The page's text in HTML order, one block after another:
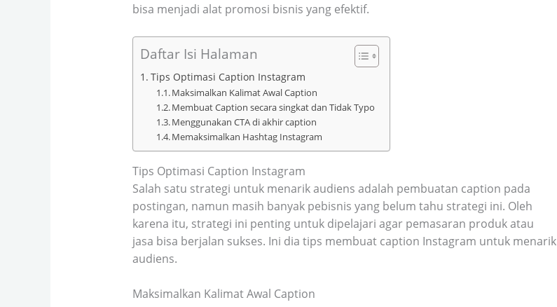
bisa menjadi alat promosi bisnis yang efektif.
Daftar Isi Halaman
Tips Optimasi Caption Instagram
Maksimalkan Kalimat Awal Caption
Membuat Caption secara singkat dan Tidak Typo
Menggunakan CTA di akhir caption
Memaksimalkan Hashtag Instagram
Tips Optimasi Caption Instagram
Salah satu strategi untuk menarik audiens adalah pembuatan caption pada
postingan, namun masih banyak pebisnis yang belum tahu strategi ini. Oleh
karena itu, strategi ini penting untuk dipelajari agar pemasaran produk atau
jasa bisa berjalan sukses. Ini dia tips membuat caption Instagram untuk menarik
audiens.
Maksimalkan Kalimat Awal Caption